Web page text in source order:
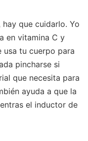
que cuidarlo. Yo
en vitamina C y
usa tu cuerpo para
pincharse si
que necesita para
ayuda a que la
el inductor de